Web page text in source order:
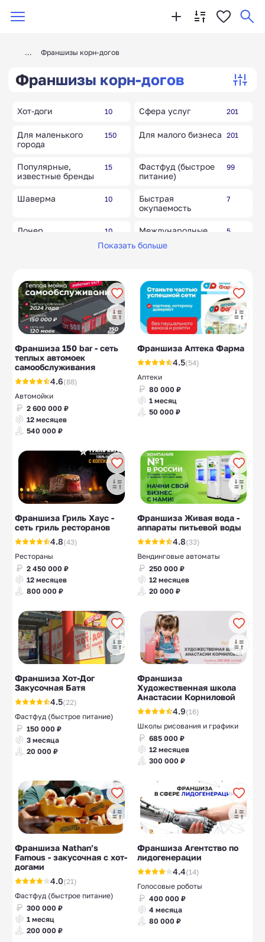
Франшизы корн-догов
Франшизы корн-догов
Хот-доги 10 Сфера услуг 201
Для маленького
города
150 Для малого бизнеса 201
Популярные,
известные бренды
15
Фастфуд (быстрое
питание)
99
Шаверма 10
Быстрая
окупаемость
7
Донер 10
Международные
5
Вьетнамская кухня 10 Китайская кухня 10
Осетинские пироги 9 Пельменные 8
Показать больше
Франшиза 150 bar - сеть
теплых автомоек
самообслуживания
4.6(88)
Автомойки
2 600 000 ₽
12 месяцев
540 000 ₽
Франшиза Аптека Фарма
4.5(54)
Аптеки
80 000 ₽
1 месяц
50 000 ₽
Франшиза Гриль Хаус -
сеть гриль ресторанов
4.8(43)
Рестораны
2 450 000 ₽
12 месяцев
800 000 ₽
Франшиза Живая вода -
аппараты питьевой воды
4.8(33)
Вендинговые автоматы
250 000 ₽
12 месяцев
20 000 ₽
Франшиза Хот-Дог
Закусочная Батя
4.5(22)
Фастфуд (быстрое питание)
150 000 ₽
3 месяца
20 000 ₽
Франшиза
Художественная школа
Анастасии Корниловой
4.9(16)
Школы рисования и графики
685 000 ₽
12 месяцев
300 000 ₽
Франшиза Nathan’s
Famous - закусочная с хот-
догами
4.0(21)
Фастфуд (быстрое питание)
300 000 ₽
1 месяц
200 000 ₽
Франшиза Агентство по
лидогенерации
4.4(14)
Голосовые роботы
400 000 ₽
4 месяца
80 000 ₽